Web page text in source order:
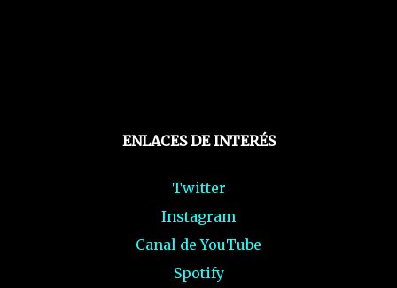
ENLACES DE INTERÉS
Twitter
Instagram
Canal de YouTube
Spotify